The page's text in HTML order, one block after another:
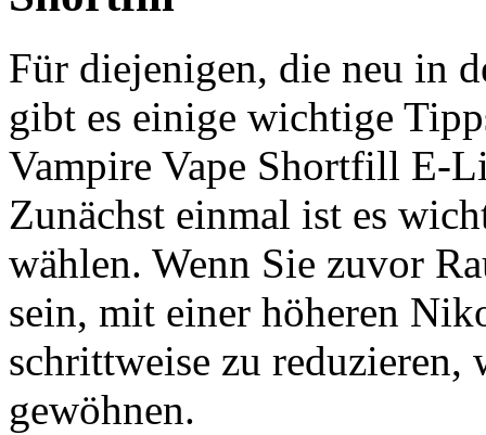
Für diejenigen, die neu in
gibt es einige wichtige
Vampire Vape Shortfill E-
Zunächst einmal ist es
wählen. Wenn Sie zuvor
sein, mit einer höheren
schrittweise zu reduzieren,
gewöhnen.